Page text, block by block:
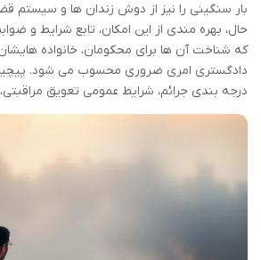
بار سنگینی را نیز از دوش زندان ها و سیستم
حال، بهره مندی از این امکان، تابع شرایط و
که شناخت آن ها برای محکومان، خانواده
دادگستری امری ضروری محسوب می شود.
درجه بندی جرائم، شرایط عمومی تعویق